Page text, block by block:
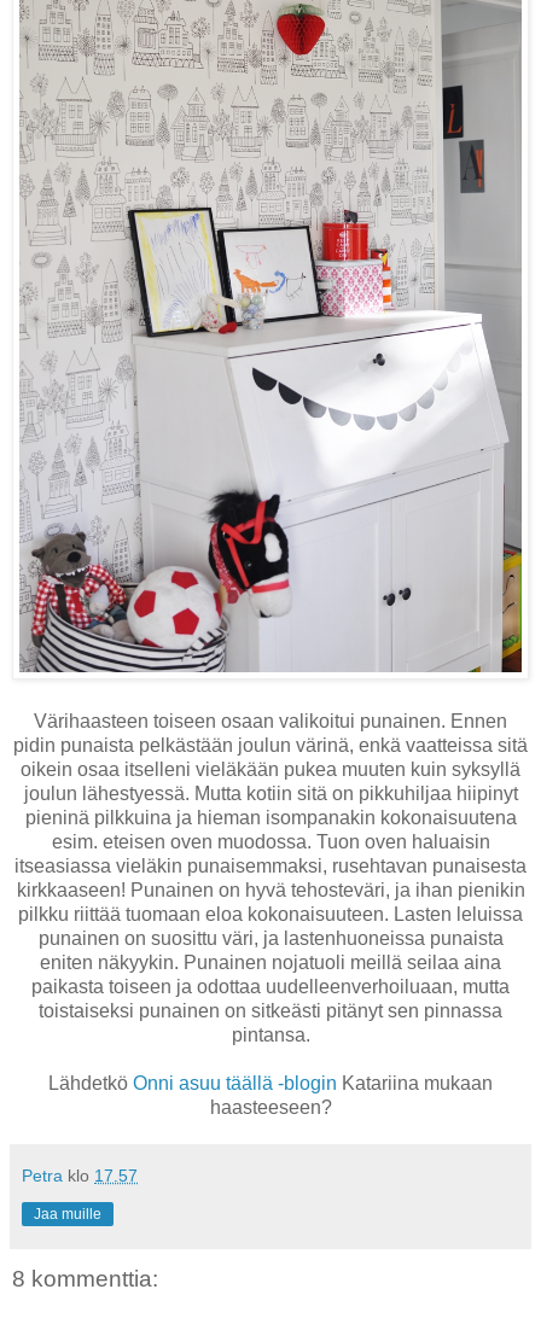
Värihaasteen toiseen osaan valikoitui punainen. Ennen
pidin punaista pelkästään joulun värinä, enkä vaatteissa sitä
oikein osaa itselleni vieläkään pukea muuten kuin syksyllä
joulun lähestyessä. Mutta kotiin sitä on pikkuhiljaa hiipinyt
pieninä pilkkuina ja hieman isompanakin kokonaisuutena
esim. eteisen oven muodossa. Tuon oven haluaisin
itseasiassa vieläkin punaisemmaksi, rusehtavan punaisesta
kirkkaaseen! Punainen on hyvä tehosteväri, ja ihan pienikin
pilkku riittää tuomaan eloa kokonaisuuteen. Lasten leluissa
punainen on suosittu väri, ja lastenhuoneissa punaista
eniten näkyykin. Punainen nojatuoli meillä seilaa aina
paikasta toiseen ja odottaa uudelleenverhoiluaan, mutta
toistaiseksi punainen on sitkeästi pitänyt sen pinnassa
pintansa.
Lähdetkö Onni asuu täällä -blogin Katariina mukaan
haasteeseen?
Petra klo 17.57
Jaa muille
8 kommenttia: